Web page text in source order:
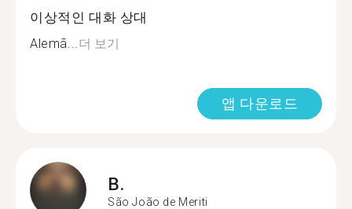
이상적인 대화 상대
Alemã... 더 보기
앱 다운로드
B.
São João de Meriti